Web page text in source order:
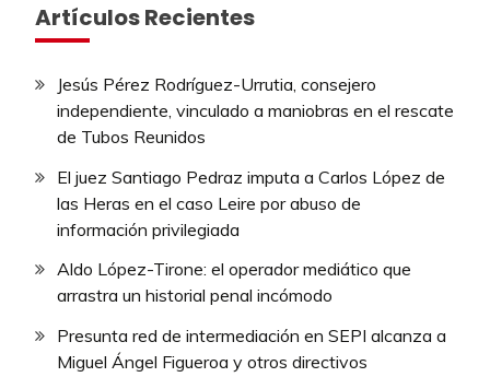
Artículos Recientes
Jesús Pérez Rodríguez-Urrutia, consejero
independiente, vinculado a maniobras en el rescate
de Tubos Reunidos
El juez Santiago Pedraz imputa a Carlos López de
las Heras en el caso Leire por abuso de
información privilegiada
Aldo López-Tirone: el operador mediático que
arrastra un historial penal incómodo
Presunta red de intermediación en SEPI alcanza a
Miguel Ángel Figueroa y otros directivos